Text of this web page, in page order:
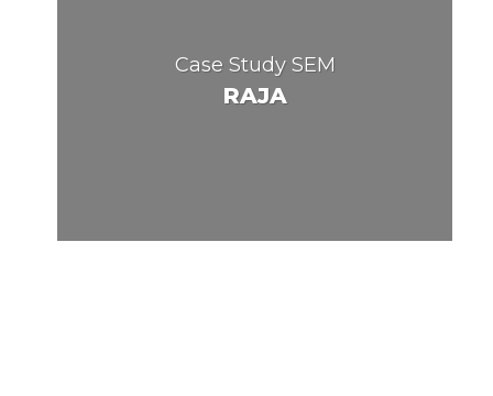
Case Study SEM
RAJA